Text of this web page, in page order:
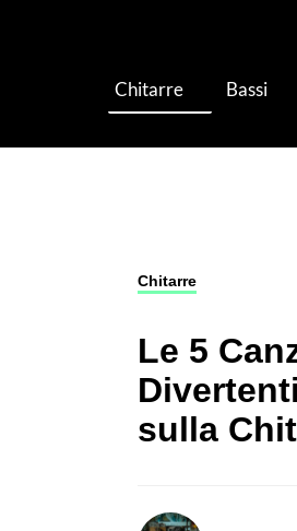
Chitarre Bassi
Chitarre
Le 5
sulla